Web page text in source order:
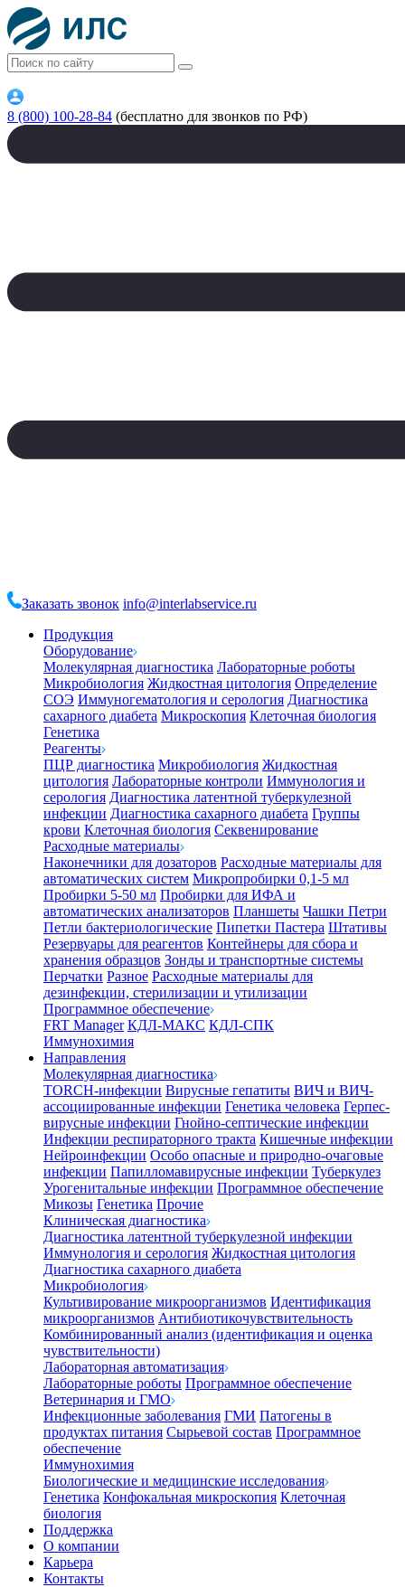
8 (800) 100-28-84 (бесплатно для звонков по РФ)
Заказать звонок info@interlabservice.ru
Продукция
Оборудование
Молекулярная диагностика Лабораторные роботы
Микробиология Жидкостная цитология Определение
СОЭ Иммуногематология и серология Диагностика
сахарного диабета Микроскопия Клеточная биология
Генетика
Реагенты
ПЦР диагностика Микробиология Жидкостная
цитология Лабораторные контроли Иммунология и
серология Диагностика латентной туберкулезной
инфекции Диагностика сахарного диабета Группы
крови Клеточная биология Секвенирование
Расходные материалы
Наконечники для дозаторов Расходные материалы для
автоматических систем Микропробирки 0,1-5 мл
Пробирки 5-50 мл Пробирки для ИФА и
автоматических анализаторов Планшеты Чашки Петри
Петли бактериологические Пипетки Пастера Штативы
Резервуары для реагентов Контейнеры для сбора и
хранения образцов Зонды и транспортные системы
Перчатки Разное Расходные материалы для
дезинфекции, стерилизации и утилизации
Программное обеспечение
FRT Manager КДЛ-МАКС КДЛ-СПК
Иммунохимия
Направления
Молекулярная диагностика
TORCH-инфекции Вирусные гепатиты ВИЧ и ВИЧ-
ассоциированные инфекции Генетика человека Герпес-
вирусные инфекции Гнойно-септические инфекции
Инфекции респираторного тракта Кишечные инфекции
Нейроинфекции Особо опасные и природно-очаговые
инфекции Папилломавирусные инфекции Туберкулез
Урогенитальные инфекции Программное обеспечение
Микозы Генетика Прочие
Клиническая диагностика
Диагностика латентной туберкулезной инфекции
Иммунология и серология Жидкостная цитология
Диагностика сахарного диабета
Микробиология
Культивирование микроорганизмов Идентификация
микроорганизмов Антибиотикочувствительность
Комбинированный анализ (идентификация и оценка
чувствительности)
Лабораторная автоматизация
Лабораторные роботы Программное обеспечение
Ветеринария и ГМО
Инфекционные заболевания ГМИ Патогены в
продуктах питания Сырьевой состав Программное
обеспечение
Иммунохимия
Биологические и медицинские исследования
Генетика Конфокальная микроскопия Клеточная
биология
Поддержка
О компании
Карьера
Контакты